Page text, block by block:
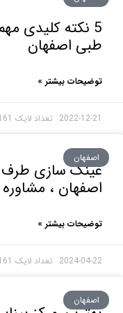
نکته کلیدی مهم از
اصفهان
بیشتر »
2022- بدون
سازی طرف قرار
، مشاوره
بیشتر »
2024- 10 دیدگاه